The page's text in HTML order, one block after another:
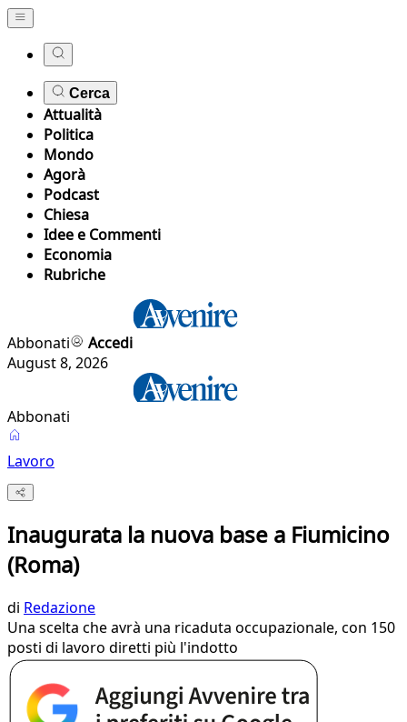
Cerca
Attualità
Politica
Mondo
Agorà
Podcast
Chiesa
Idee e Commenti
Economia
Rubriche
Abbonati
Accedi
August 8, 2026
Abbonati
Lavoro
Inaugurata la nuova base a Fiumicino
(Roma)
di Redazione
Una scelta che avrà una ricaduta occupazionale, con 150
posti di lavoro diretti più l'indotto